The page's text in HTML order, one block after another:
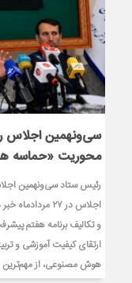
سی‌ونهمین اجلاس
محوریت «حماسه
رئیس ستاد سی‌ونهمین
اجلاس در ۲۷
و تکالیف برنامه هفتم
ارتقای کیفیت آموزشی و
هوش مصنوعی، از